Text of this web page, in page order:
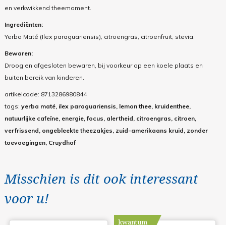
en verkwikkend theemoment.
Ingrediënten:
Yerba Maté (Ilex paraguariensis), citroengras, citroenfruit, stevia.
Bewaren:
Droog en afgesloten bewaren, bij voorkeur op een koele plaats en
buiten bereik van kinderen.
artikelcode: 8713286980844
tags: yerba maté, ilex paraguariensis, lemon thee, kruidenthee,
natuurlijke cafeïne, energie, focus, alertheid, citroengras, citroen,
verfrissend, ongebleekte theezakjes, zuid-amerikaans kruid, zonder
toevoegingen, Cruydhof
Misschien is dit ook interessant
voor u!
kwantum